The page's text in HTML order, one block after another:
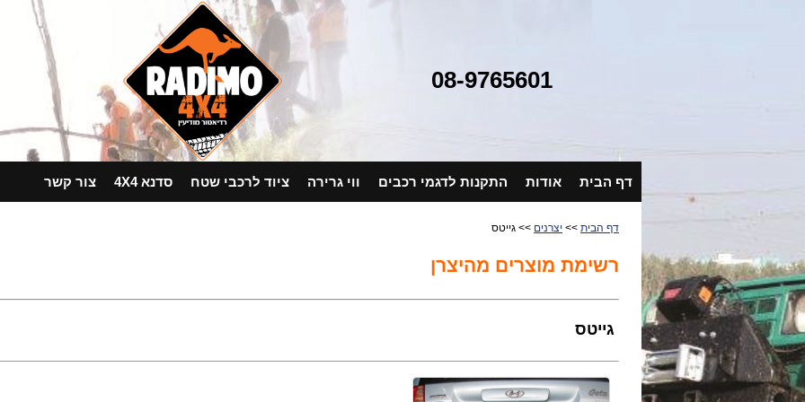
דף הבית אודות התקנות לדגמי רכבים ווי גרירה ציוד לרכבי שטח סדנא 4X4 צור קשר
דף הבית >> יצרנים >> גייטס
רשימת מוצרים מהיצרן
גייטס